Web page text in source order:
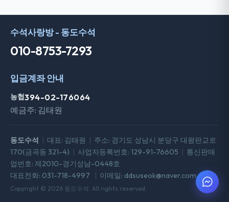
수석사랑방 - 동도수석
010-8753-7293
입금계좌 안내
농협394-02-176064
예금주: 김태원
동도수석 | 대표: 김태원 | 주소: 경기도 성남시 분당구 대왕판교로
170(금곡동 321-4) | 사업자등록번호: 129-91-76605 | 통신판매
업번호: 제2010-경기성남-0448호
대표전화: 031-718-4997
| 이메일: ddsuseok@naver.com
Copyright © 2026 동도수석. All rights reserved.